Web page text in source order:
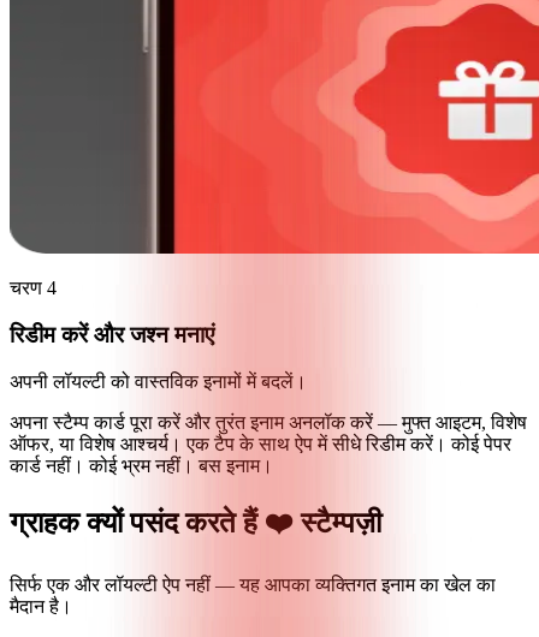
चरण 4
रिडीम करें और जश्न मनाएं
अपनी लॉयल्टी को वास्तविक इनामों में बदलें।
अपना स्टैम्प कार्ड पूरा करें और तुरंत इनाम अनलॉक करें — मुफ्त आइटम, विशेष
ऑफर, या विशेष आश्चर्य। एक टैप के साथ ऐप में सीधे रिडीम करें। कोई पेपर
कार्ड नहीं। कोई भ्रम नहीं। बस इनाम।
ग्राहक क्यों पसंद करते हैं ❤️ स्टैम्पज़ी
सिर्फ एक और लॉयल्टी ऐप नहीं — यह आपका व्यक्तिगत इनाम का खेल का
मैदान है।